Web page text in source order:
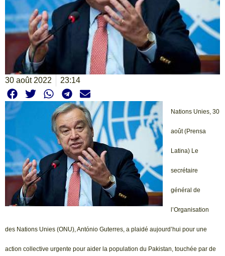
30 août 2022 23:14
Nations Unies, 30
août (Prensa
Latina) Le
secrétaire
général de
l’Organisation
des Nations Unies (ONU), António Guterres, a plaidé aujourd’hui pour une
action collective urgente pour aider la population du Pakistan, touchée par de